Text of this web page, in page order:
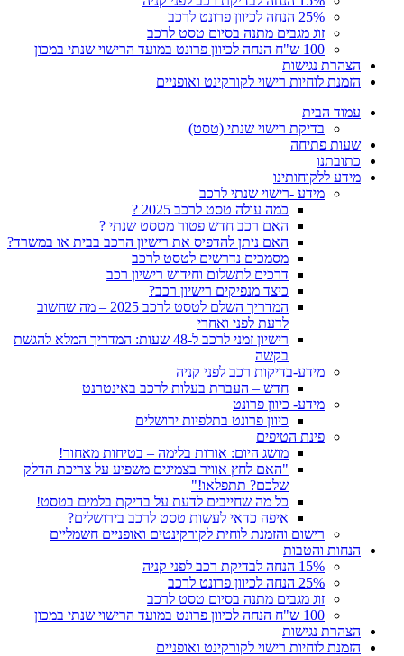
25% הנחה לכיוון פרונט לרכב
זוג מגבים מתנה בסיום טסט לרכב
100 ש"ח הנחה לכיוון פרונט במועד הרישוי שנתי במכון
הצהרת נגישות
הזמנת לוחיות רישוי לקורקינט ואופניים
עמוד הבית
בדיקת רישוי שנתי (טסט)
שעות פתיחה
כתובתנו
מידע ללקוחותינו
מידע -רישוי שנתי לרכב
כמה עולה טסט לרכב 2025 ?
האם רכב חדש פטור מטסט שנתי ?
האם ניתן להדפיס את רישיון הרכב בבית או במשרד?
מסמכים נדרשים לטסט לרכב
דרכים לתשלום וחידוש רישיון רכב
כיצד מנפיקים רישיון רכב?
המדריך השלם לטסט לרכב 2025 – מה שחשוב
לדעת לפני ואחרי
רישיון זמני לרכב ל-48 שעות: המדריך המלא להגשת
בקשה
מידע-בדיקות רכב לפני קניה
חדש – העברת בעלות לרכב באינטרנט
מידע- כיוון פרונט
כיוון פרונט בתלפיות ירושלים
פינת הטיפים
מושג היום: אורות בלימה – בטיחות מאחור!
"האם לחץ אוויר בצמיגים משפיע על צריכת הדלק
שלכם? תתפלאו!"
כל מה שחייבים לדעת על בדיקת בלמים בטסט!
איפה כדאי לעשות טסט לרכב בירושלים?
רישום והזמנת לוחית לקורקינטים ואופניים חשמליים
הנחות והטבות
15% הנחה לבדיקת רכב לפני קניה
25% הנחה לכיוון פרונט לרכב
זוג מגבים מתנה בסיום טסט לרכב
100 ש"ח הנחה לכיוון פרונט במועד הרישוי שנתי במכון
הצהרת נגישות
הזמנת לוחיות רישוי לקורקינט ואופניים